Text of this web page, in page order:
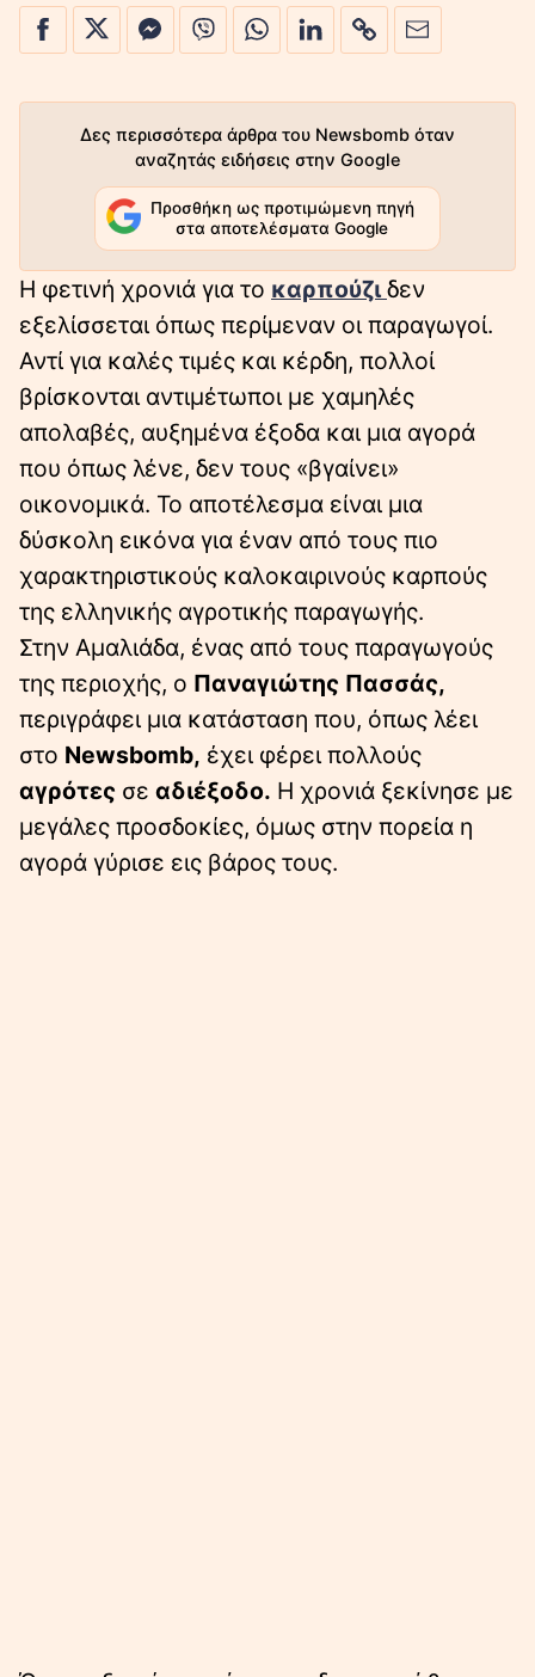
Δες περισσότερα άρθρα του Newsbomb όταν
αναζητάς ειδήσεις στην Google
Προσθήκη ως προτιμώμενη πηγή
στα αποτελέσματα Google
Η φετινή χρονιά για το καρπούζι δεν
εξελίσσεται όπως περίμεναν οι παραγωγοί.
Αντί για καλές τιμές και κέρδη, πολλοί
βρίσκονται αντιμέτωποι με χαμηλές
απολαβές, αυξημένα έξοδα και μια αγορά
που όπως λένε, δεν τους «βγαίνει»
οικονομικά. Το αποτέλεσμα είναι μια
δύσκολη εικόνα για έναν από τους πιο
χαρακτηριστικούς καλοκαιρινούς καρπούς
της ελληνικής αγροτικής παραγωγής.
Στην Αμαλιάδα, ένας από τους παραγωγούς
της περιοχής, ο Παναγιώτης Πασσάς,
περιγράφει μια κατάσταση που, όπως λέει
στο Newsbomb, έχει φέρει πολλούς
αγρότες σε αδιέξοδο. Η χρονιά ξεκίνησε με
μεγάλες προσδοκίες, όμως στην πορεία η
αγορά γύρισε εις βάρος τους.